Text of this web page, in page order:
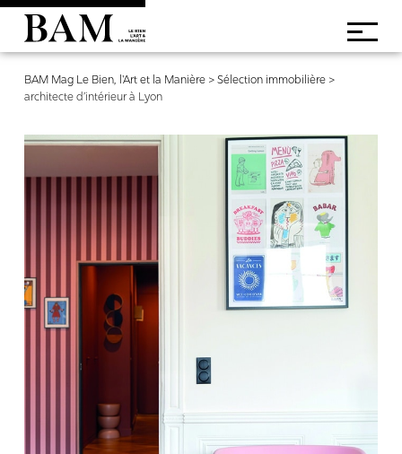
BAM Mag Le Bien, l'Art et la Manière >Sélection immobilière >
architecte d’intérieur à Lyon